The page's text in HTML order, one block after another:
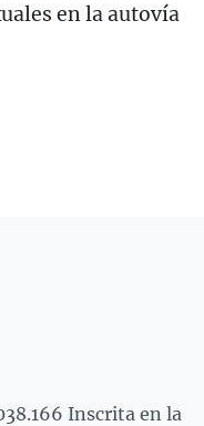
en la autovía
Inscrita en la